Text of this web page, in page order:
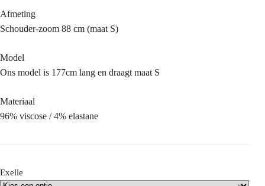
Afmeting
Schouder-zoom 88 cm (maat S)
Model
Ons model is 177cm lang en draagt maat S
Materiaal
96% viscose / 4% elastane
Exelle